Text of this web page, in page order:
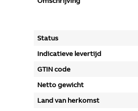
Status
Indicatieve levertijd
GTIN code
Netto gewicht
Land van herkomst